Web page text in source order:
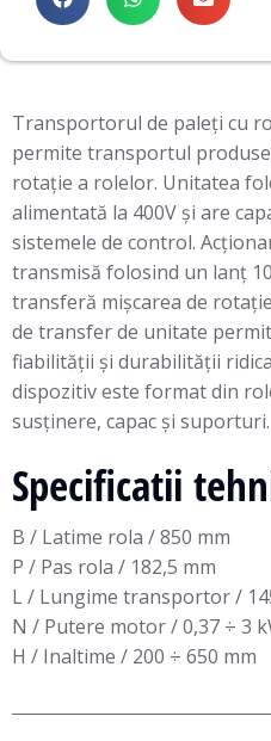
Transportorul de paleți cu
permite transportul
rotație a rolelor. Unitatea
alimentată la 400V și are
sistemele de control.
transmisă folosind un lanț
transferă mișcarea de
de transfer de unitate
fiabilității și durabilității
dispozitiv este format din
susținere, capac și suporturi.
Specificatii
B / Latime rola / 850 mm
P / Pas rola / 182,5 mm
L / Lungime transportor /
N / Putere motor / 0,37 ÷ 3
H / Inaltime / 200 ÷ 650 mm